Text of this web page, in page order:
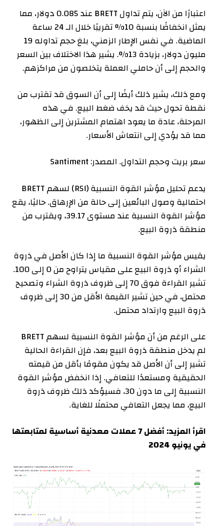
اعتبارًا من الآن، يتم تداول BRETT عند 0.085 دولار، مما
يمثل انخفاضًا بنسبة 10% تقريبًا خلال الـ 24 ساعة
الماضية. في نفس الإطار الزمني، بلغ حجم تداوله 19
مليون دولار، بزيادة 13%. يشير هذا الاختلاف بين السعر
والحجم إلى أن حاملي العملة يتخلصون من مراكزهم.
ومع ذلك، يشير ذلك أيضًا إلى أن السوق قد تقترب من
نقطة تحول حيث قد يخف ضغط البيع. في هذه
المرحلة، عادة ما يعود اهتمام المشترين إلى الظهور،
مما قد يؤدي إلى انتعاش الأسعار.
سعر بريت وحجم التداول. المصدر: Santiment
يدعم تحليل مؤشر القوة النسبية (RSI) لسهم BRETT
احتمالية وصول البائعين إلى حالة من الإرهاق. حاليًا، يقع
مؤشر القوة النسبية عند مستوى 39.17، ويقترب من
منطقة ذروة البيع.
يقيس مؤشر القوة النسبية ما إذا كان الأصل في ذروة
الشراء أو ذروة البيع على مقياس يتراوح من 0 إلى 100.
تشير القراءة فوق 70 إلى ظروف ذروة الشراء وتصحيح
محتمل، في حين تشير القيمة الأقل من 30 إلى ظروف
ذروة البيع وارتداد محتمل.
على الرغم من أن مؤشر القوة النسبية لسهم BRETT
لم يدخل منطقة ذروة البيع بعد، فإن القراءة الحالية
تشير إلى أن الأصل قد يكون مقومًا بأقل من قيمته
الحقيقية ومستعدًا للتعافي. إذا انخفض مؤشر القوة
النسبية إلى ما دون 30، فسيؤكد ذلك ظروف ذروة
البيع، مما يجعل التعافي محتملًا للغاية.
اقرأ المزيد: أفضل 7 عملات معدنية أساسية لمتابعتها
في يونيو 2024